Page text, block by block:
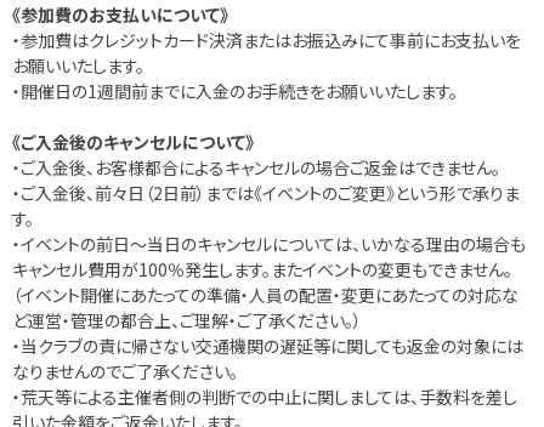
《参加費のお支払いについて》
・参加費はクレジットカード決済またはお振込みにて事前にお支払いを
お願いいたします。
・開催日の1週間前までに入金のお手続きをお願いいたします。
《ご入金後のキャンセルについて》
・ご入金後、お客様都合によるキャンセルの場合ご返金はできません。
・ご入金後、前々日（2日前）までは《イベントのご変更》という形で承りま
す。
・イベントの前日～当日のキャンセルについては、いかなる理由の場合も
キャンセル費用が100％発生します。またイベントの変更もできません。
（イベント開催にあたっての準備・人員の配置・変更にあたっての対応な
ど運営・管理の都合上、ご理解・ご了承ください。）
・当クラブの責に帰さない交通機関の遅延等に関しても返金の対象には
なりませんのでご了承ください。‬
・荒天等による主催者側の判断での中止に関しましては、手数料を差し
引いた金額をご返金いたします。